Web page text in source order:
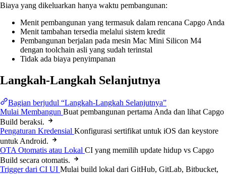
Biaya yang dikeluarkan hanya waktu pembangunan:
Menit pembangunan yang termasuk dalam rencana Capgo Anda
Menit tambahan tersedia melalui sistem kredit
Pembangunan berjalan pada mesin Mac Mini Silicon M4
dengan toolchain asli yang sudah terinstal
Tidak ada biaya penyimpanan
Langkah-Langkah Selanjutnya
Bagian berjudul “Langkah-Langkah Selanjutnya”
Mulai Membangun Buat pembangunan pertama Anda dan lihat Capgo
Build beraksi.
Pengaturan Kredensial Konfigurasi sertifikat untuk iOS dan keystore
untuk Android.
OTA Otomatis atau Lokal CI yang memilih update hidup vs Capgo
Build secara otomatis.
Trigger dari CI UI Mulai build lokal dari GitHub, GitLab, Bitbucket,